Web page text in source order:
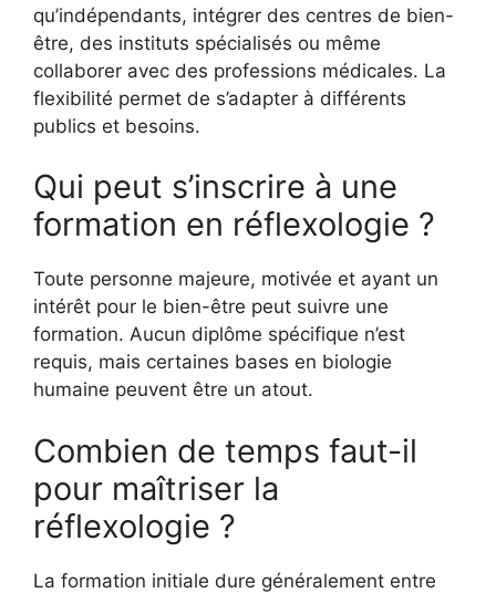
qu’indépendants, intégrer des centres de bien-
être, des instituts spécialisés ou même
collaborer avec des professions médicales. La
flexibilité permet de s’adapter à différents
publics et besoins.
Qui peut s’inscrire à une
formation en réflexologie ?
Toute personne majeure, motivée et ayant un
intérêt pour le bien-être peut suivre une
formation. Aucun diplôme spécifique n’est
requis, mais certaines bases en biologie
humaine peuvent être un atout.
Combien de temps faut-il
pour maîtriser la
réflexologie ?
La formation initiale dure généralement entre